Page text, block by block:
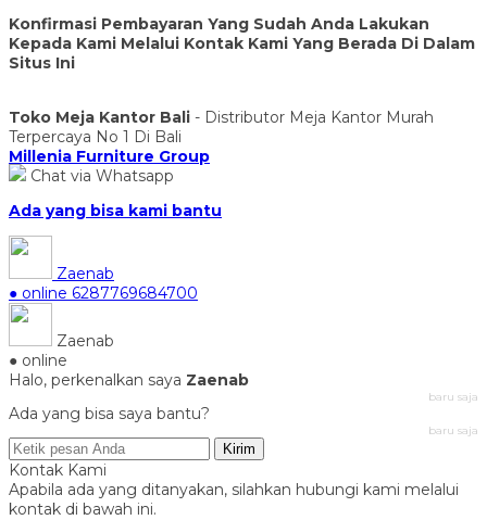
Konfirmasi Pembayaran Yang Sudah Anda Lakukan
Kepada Kami Melalui Kontak Kami Yang Berada Di Dalam
Situs Ini
Toko Meja Kantor Bali - Distributor Meja Kantor Murah
Terpercaya No 1 Di Bali
Millenia Furniture Group
Chat via Whatsapp
Ada yang bisa kami bantu
Zaenab
● online 6287769684700
Zaenab
● online
Halo, perkenalkan saya Zaenab
baru saja
Ada yang bisa saya bantu?
baru saja
Kirim
Kontak Kami
Apabila ada yang ditanyakan, silahkan hubungi kami melalui
kontak di bawah ini.